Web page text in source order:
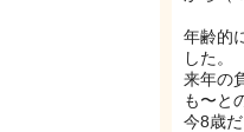
年齢的
した。
来年の
も〜と
今8歳